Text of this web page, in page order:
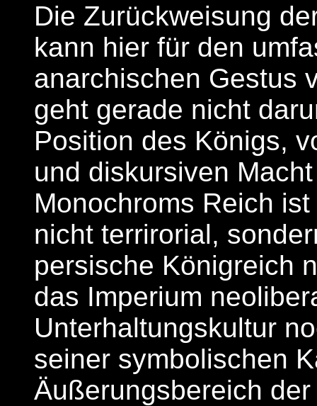
Die Zurückweisung
kann hier für den
anarchischen Gestus
geht gerade nicht
Position des Königs,
und diskursiven
Monochroms Reich
nicht terrirorial,
persische Königreich
das Imperium
Unterhaltungskultur
seiner symbolischen
Äußerungsbereich